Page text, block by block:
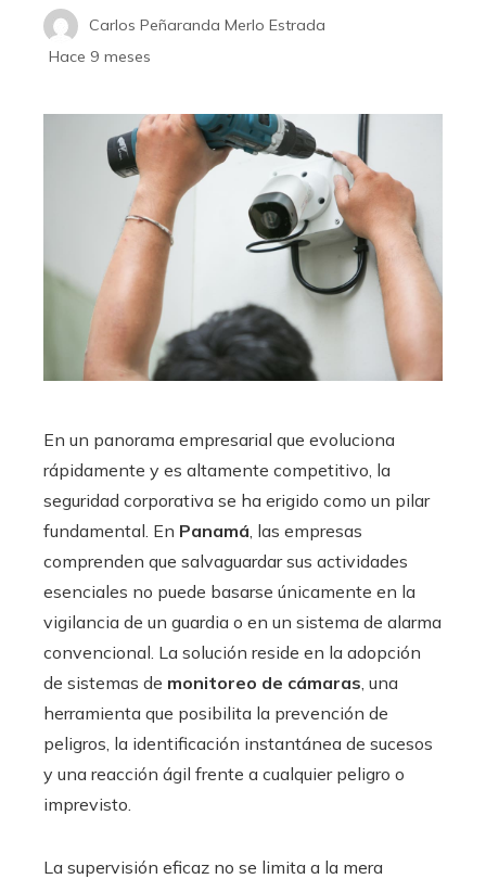
Carlos Peñaranda Merlo Estrada
Hace 9 meses
En un panorama empresarial que evoluciona
rápidamente y es altamente competitivo, la
seguridad corporativa se ha erigido como un pilar
fundamental. En Panamá , las empresas
comprenden que salvaguardar sus actividades
esenciales no puede basarse únicamente en la
vigilancia de un guardia o en un sistema de alarma
convencional. La solución reside en la adopción
de sistemas de monitoreo de cámaras , una
herramienta que posibilita la prevención de
peligros, la identificación instantánea de sucesos
y una reacción ágil frente a cualquier peligro o
imprevisto.
La supervisión eficaz no se limita a la mera